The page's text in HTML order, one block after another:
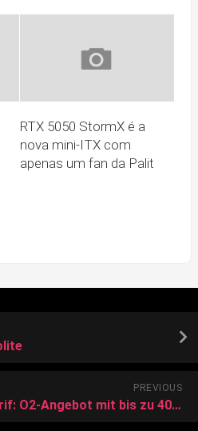
RTX 5050 StormX é a
nova mini-ITX com
apenas um fan da Palit
PREVIOUS
iPhone 16 Pro mit Tarif: O2-Angebot mit bis zu 40 Gigabyte!